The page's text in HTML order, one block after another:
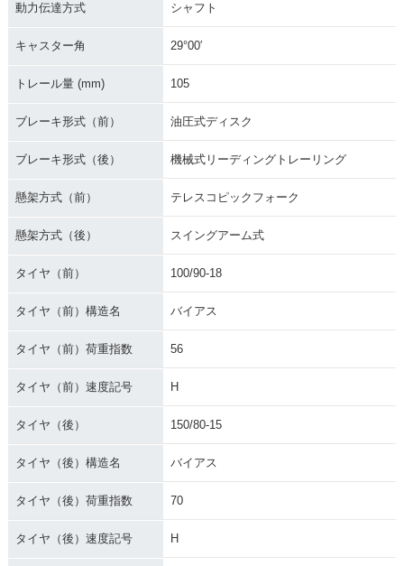
動力伝達方式 シャフト
キャスター角 29°00′
トレール量 (mm) 105
ブレーキ形式（前） 油圧式ディスク
ブレーキ形式（後） 機械式リーディングトレーリング
懸架方式（前） テレスコピックフォーク
懸架方式（後） スイングアーム式
タイヤ（前） 100/90-18
タイヤ（前）構造名 バイアス
タイヤ（前）荷重指数 56
タイヤ（前）速度記号 H
タイヤ（後） 150/80-15
タイヤ（後）構造名 バイアス
タイヤ（後）荷重指数 70
タイヤ（後）速度記号 H